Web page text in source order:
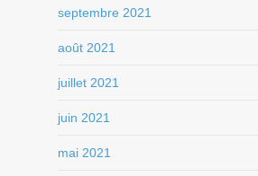
septembre 2021
août 2021
juillet 2021
juin 2021
mai 2021